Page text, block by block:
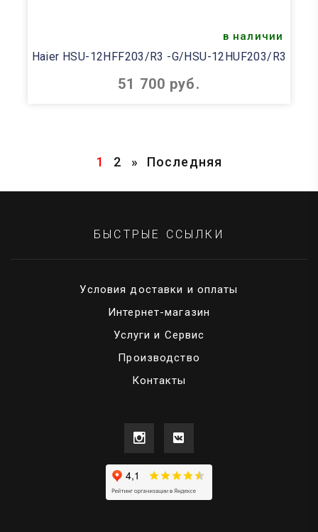
в наличии
Haier HSU-12HFF203/R3 -G/HSU-12HUF203/R3
51 700 руб.
1 2 » Последняя
БЫСТРЫЕ ССЫЛКИ
Условия доставки и оплаты
Интернет-магазин
Услуги и Сервис
Производство
Контакты